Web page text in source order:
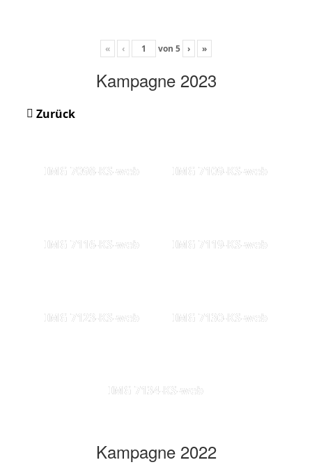
« ‹ von 5 › »
Kampagne 2023
Zurück
IMG 7098-KS-web IMG 7109-KS-web
IMG 7116-KS-web IMG 7119-KS-web
IMG 7123-KS-web IMG 7130-KS-web
IMG 7134-KS-web
Kampagne 2022